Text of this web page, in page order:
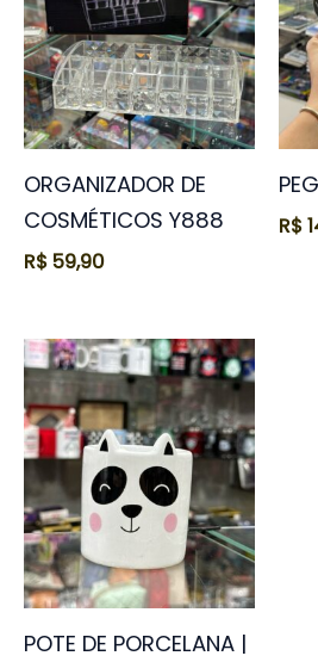
ORGANIZADOR DE
COSMÉTICOS Y888
R$59,90
R$
POTE DE PORCELANA |